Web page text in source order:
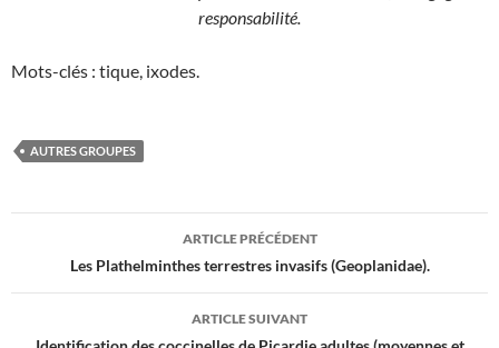
responsabilité.
Mots-clés : tique, ixodes.
AUTRES GROUPES
ARTICLE PRÉCÉDENT
Les Plathelminthes terrestres invasifs (Geoplanidae).
ARTICLE SUIVANT